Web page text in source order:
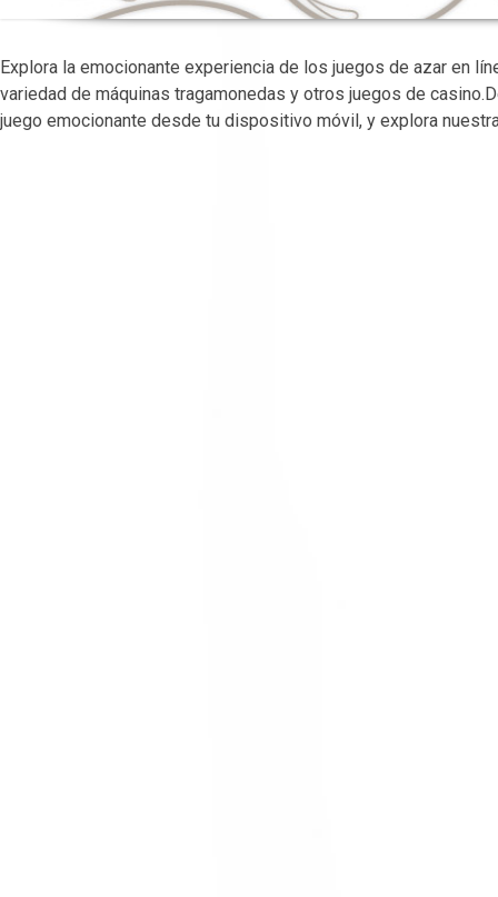
Explora la emocionante experiencia de los juegos de azar en
variedad de máquinas tragamonedas y otros juegos de
juego emocionante desde tu dispositivo móvil, y explora